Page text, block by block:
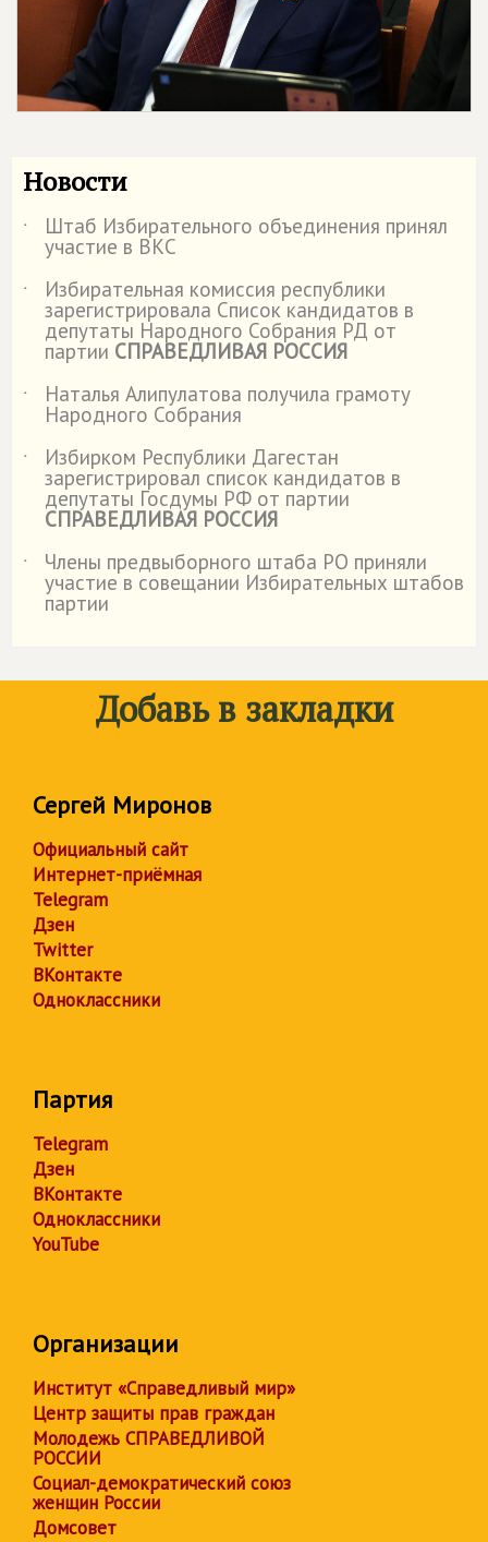
Новости
˙ Штаб Избирательного объединения принял
участие в ВКС
˙
Избирательная комиссия республики
зарегистрировала Список кандидатов в
депутаты Народного Собрания РД от
партии СПРАВЕДЛИВАЯ РОССИЯ
˙
Наталья Алипулатова получила грамоту
Народного Собрания
˙
Избирком Республики Дагестан
зарегистрировал список кандидатов в
депутаты Госдумы РФ от партии
СПРАВЕДЛИВАЯ РОССИЯ
˙
Члены предвыборного штаба РО приняли
участие в совещании Избирательных штабов
партии
Добавь в закладки
Сергей Миронов
Официальный сайт
Интернет-приёмная
Telegram
Дзен
Twitter
ВКонтакте
Одноклассники
Партия
Telegram
Дзен
ВКонтакте
Одноклассники
YouTube
Организации
Институт «Справедливый мир»
Центр защиты прав граждан
Молодежь СПРАВЕДЛИВОЙ
РОССИИ
Социал-демократический союз
женщин России
Домсовет